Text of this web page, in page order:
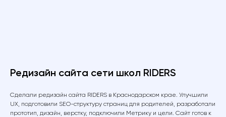
Редизайн сайта сети школ RIDERS
Сделали редизайн сайта RIDERS в Краснодарском крае. Улучшили
UX, подготовили SEO-структуру страниц для родителей, разработали
прототип, дизайн, верстку, подключили Метрику и цели. Сайт готов к